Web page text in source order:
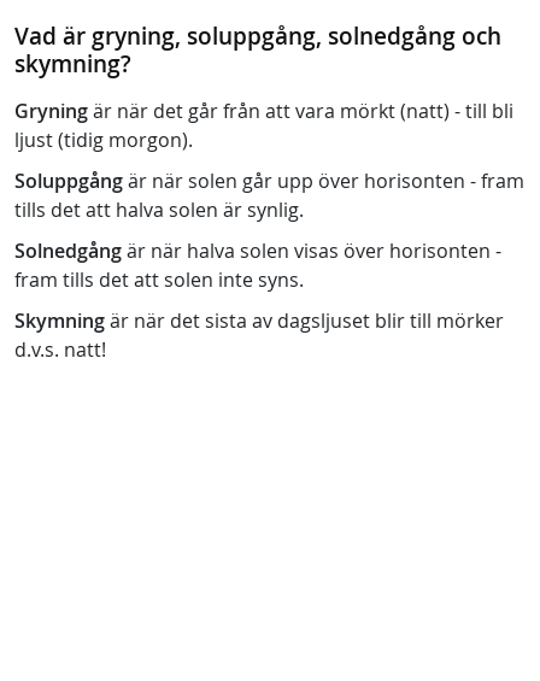
Vad är gryning, soluppgång, solnedgång och
skymning?
Gryningär när det går från att vara mörkt (natt) - till bli
ljust (tidig morgon).
Soluppgångär när solen går upp över horisonten - fram
tills det att halva solen är synlig.
Solnedgångär när halva solen visas över horisonten -
fram tills det att solen inte syns.
Skymningär när det sista av dagsljuset blir till mörker
d.v.s. natt!